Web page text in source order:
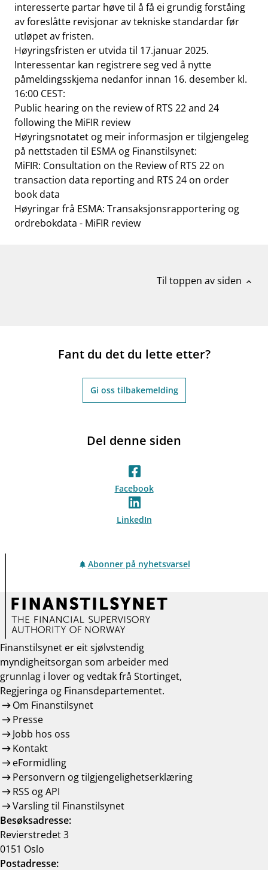
interesserte partar høve til å få ei grundig forståing
av foreslåtte revisjonar av tekniske standardar før
utløpet av fristen.
Høyringsfristen er utvida til 17.januar 2025.
Interessentar kan registrere seg ved å nytte
påmeldingsskjema nedanfor innan 16. desember kl.
16:00 CEST:
Public hearing on the review of RTS 22 and 24
following the MiFIR review
Høyringsnotatet og meir informasjon er tilgjengeleg
på nettstaden til ESMA og Finanstilsynet:
MiFIR: Consultation on the Review of RTS 22 on
transaction data reporting and RTS 24 on order
book data
Høyringar frå ESMA: Transaksjonsrapportering og
ordrebokdata - MiFIR review
Til toppen av siden expand_less
Fant du det du lette etter?
Gi oss tilbakemelding
Del denne siden
Facebook
LinkedIn
Abonner på nyhetsvarsel
Finanstilsynet er eit sjølvstendig
myndigheitsorgan som arbeider med
grunnlag i lover og vedtak frå Stortinget,
Regjeringa og Finansdepartementet.
Om Finanstilsynet
Presse
Jobb hos oss
Kontakt
eFormidling
Personvern og tilgjengelighetserklæring
RSS og API
Varsling til Finanstilsynet
Besøksadresse:
Revierstredet 3
0151 Oslo
Postadresse: